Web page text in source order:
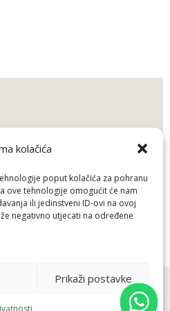
kolačića
poput kolačića za pohranu
ove tehnologije omogućit će nam
ili jedinstveni ID-ovi na ovoj
negativno utjecati na određene
Prikaži postavke